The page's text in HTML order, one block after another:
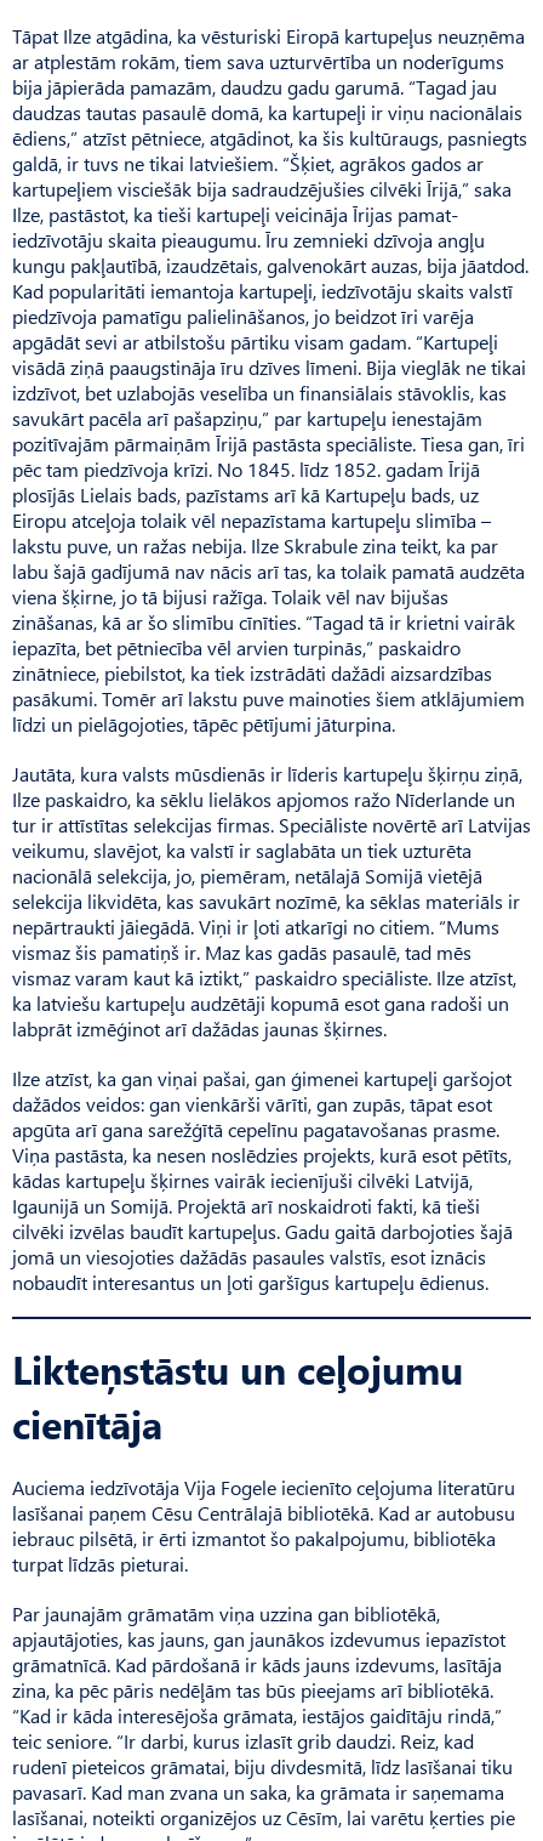
Tāpat Ilze atgādina, ka vēsturiski Eiropā kartupeļus neuzņēma
ar atplestām rokām, tiem sava uzturvērtība un noderīgums
bija jāpierāda pamazām, daudzu gadu garumā. “Tagad jau
daudzas tautas pasaulē domā, ka kartupeļi ir viņu nacionālais
ēdiens,” atzīst pētniece, atgādinot, ka šis kultūraugs, pasniegts
galdā, ir tuvs ne tikai latviešiem. “Šķiet, agrākos gados ar
kartupeļiem visciešāk bija sadraudzējušies cilvēki Īrijā,” saka
Ilze, pastāstot, ka tieši kartupeļi veicināja Īrijas pamat­
iedzīvotāju skaita pieaugumu. Īru zemnieki dzīvoja angļu
kungu pakļautībā, izaudzētais, galvenokārt auzas, bija jāatdod.
Kad popularitāti iemantoja kartupeļi, iedzīvotāju skaits valstī
piedzīvoja pamatīgu palielināšanos, jo beidzot īri varēja
apgādāt sevi ar atbilstošu pārtiku visam gadam. “Kartupeļi
visādā ziņā paaugstināja īru dzīves līmeni. Bija vieglāk ne tikai
izdzīvot, bet uzlabojās veselība un finansiālais stāvoklis, kas
savukārt pacēla arī pašapziņu,” par kartupeļu ienestajām
pozitīvajām pārmaiņām Īrijā pastāsta speciāliste. Tiesa gan, īri
pēc tam piedzīvoja krīzi. No 1845. līdz 1852. gadam Īrijā
plosījās Lielais bads, pazīstams arī kā Kartupeļu bads, uz
Eiropu atceļoja tolaik vēl nepazīstama kartupeļu slimība –
lakstu puve, un ražas nebija. Ilze Skrabule zina teikt, ka par
labu šajā gadījumā nav nācis arī tas, ka tolaik pamatā audzēta
viena šķirne, jo tā bijusi ražīga. Tolaik vēl nav bijušas
zināšanas, kā ar šo slimību cīnīties. “Tagad tā ir krietni vairāk
iepazīta, bet pētniecība vēl arvien turpinās,” paskaidro
zinātniece, piebilstot, ka tiek izstrādāti dažādi aizsardzības
pasākumi. Tomēr arī lakstu puve mainoties šiem atklājumiem
līdzi un pielāgojoties, tāpēc pētījumi jāturpina.
Jautāta, kura valsts mūsdienās ir līderis kartupeļu šķirņu ziņā,
Ilze paskaidro, ka sēklu lielākos apjomos ražo Nīderlande un
tur ir attīstītas selekcijas firmas. Speciāliste novērtē arī Latvijas
veikumu, slavējot, ka valstī ir saglabāta un tiek uzturēta
nacionālā selekcija, jo, piemēram, netālajā Somijā vietējā
selekcija likvidēta, kas savukārt nozīmē, ka sēklas materiāls ir
nepārtraukti jāiegādā. Viņi ir ļoti atkarīgi no citiem. “Mums
vismaz šis pamatiņš ir. Maz kas gadās pasaulē, tad mēs
vismaz varam kaut kā iztikt,” paskaidro speciāliste. Ilze atzīst,
ka latviešu kartupeļu audzētāji kopumā esot gana radoši un
labprāt izmēģinot arī dažādas jaunas šķirnes.
Ilze atzīst, ka gan viņai pašai, gan ģimenei kartupeļi garšojot
dažādos veidos: gan vienkārši vārīti, gan zupās, tāpat esot
apgūta arī gana sarežģītā cepelīnu pagatavošanas prasme.
Viņa pastāsta, ka nesen noslēdzies projekts, kurā esot pētīts,
kādas kartupeļu šķirnes vairāk iecienījuši cilvēki Latvijā,
Igaunijā un Somijā. Projektā arī noskaidroti fakti, kā tieši
cilvēki izvēlas baudīt kartupeļus. Gadu gaitā darbojoties šajā
jomā un viesojoties dažādās pasaules valstīs, esot iznācis
nobaudīt interesantus un ļoti garšīgus kartupeļu ēdienus.
Likteņstāstu un ceļojumu
cienītāja
Auciema iedzīvotāja Vija Fogele iecienīto ceļojuma literatūru
lasīšanai paņem Cēsu Centrālajā bibliotēkā. Kad ar autobusu
iebrauc pilsētā, ir ērti izmantot šo pakalpojumu, bibliotēka
turpat līdzās pieturai.
Par jaunajām grāmatām viņa uzzina gan bibliotēkā,
apjautājoties, kas jauns, gan jaunākos izdevumus iepazīstot
grāmatnīcā. Kad pārdošanā ir kāds jauns izdevums, lasītāja
zina, ka pēc pāris nedēļām tas būs pieejams arī bibliotēkā.
“Kad ir kāda interesējoša grāmata, iestājos gaidītāju rindā,”
teic seniore. “Ir darbi, kurus izlasīt grib daudzi. Reiz, kad
rudenī pieteicos grāmatai, biju divdesmitā, līdz lasīšanai tiku
pavasarī. Kad man zvana un saka, ka grāmata ir saņemama
lasīšanai, noteikti organizējos uz Cēsīm, lai varētu ķerties pie